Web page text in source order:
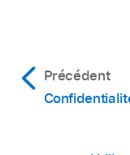
Précédent